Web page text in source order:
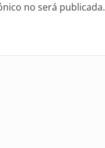
no será publicada.